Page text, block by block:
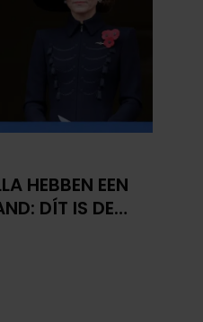
HEBBEN EEN
DÍT IS DE